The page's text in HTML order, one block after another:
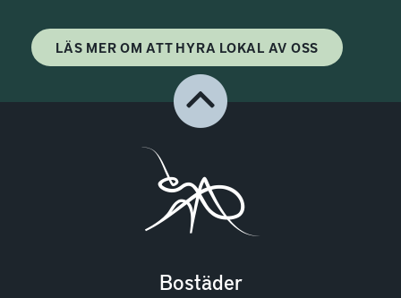
LÄS MER OM ATT HYRA LOKAL AV OSS
Bostäder